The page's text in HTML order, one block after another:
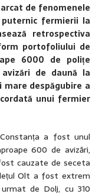
de fenomenele
fermierii la
retrospectiva
portofoliului de
6000 de polițe
de daună la
despăgubire a
unui fermier
a fost unul
600 de avizări,
cauzate de seceta
Olt a fost extrem
de Dolj, cu 310